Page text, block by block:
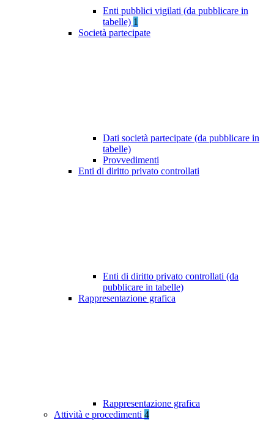
Enti pubblici vigilati (da pubblicare in
tabelle) 1
Società partecipate
Dati società partecipate (da pubblicare in
tabelle)
Provvedimenti
Enti di diritto privato controllati
Enti di diritto privato controllati (da
pubblicare in tabelle)
Rappresentazione grafica
Rappresentazione grafica
Attività e procedimenti 4